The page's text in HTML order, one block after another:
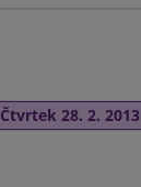
Čtvrtek 28. 2. 2013